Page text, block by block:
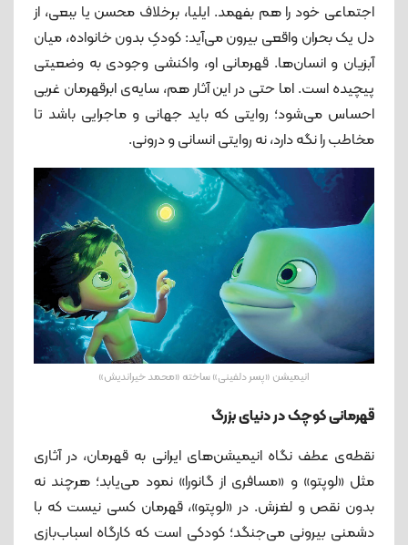
اجتماعی خود را هم بفهمد. ایلیا، برخلاف محسن یا ببعی، از
دل یک بحران واقعی بیرون می‌آید: کودکِ بدون خانواده، میان
آبزیان و انسان‌ها. قهرمانی او، واکنشی وجودی به وضعیتی
پیچیده است. اما حتی در این آثار هم، سایه‌ی ابرقهرمان غربی
احساس می‌شود؛ روایتی که باید جهانی و ماجرایی باشد تا
مخاطب را نگه دارد، نه روایتی انسانی و درونی.
انیمیشن «پسر دلفینی» ساخته «محمد خیراندیش»
قهرمانی کوچک در دنیای بزرگ
نقطه‌ی عطف نگاه انیمیشن‌های ایرانی به قهرمان، در آثاری
مثل «لوپتو» و «مسافری از گانورا» نمود می‌یابد؛ هرچند نه
بدون نقص و لغزش. در «لوپتو»، قهرمان کسی نیست که با
دشمنی بیرونی می‌جنگد؛ کودکی است که کارگاه اسباب‌بازی